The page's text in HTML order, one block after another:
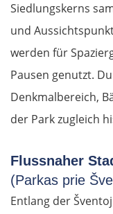
Siedlungskerns
und
werden für
Pausen genutzt.
Denkmalbereich,
der Park zugleich
Flussnaher
(Parkas prie
Entlang der